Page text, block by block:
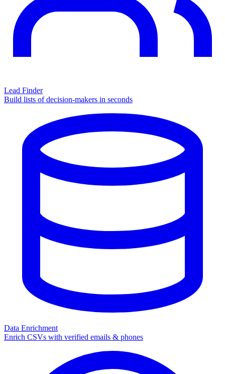
Lead Finder
Build lists of decision-makers in seconds
Data Enrichment
Enrich CSVs with verified emails & phones